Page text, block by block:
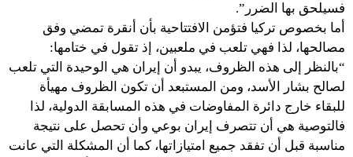
فسيلحق بها الضرر”.
أما بخصوص تركيا فتؤمن الافتتاحية بأن أنقرة تمضي وفق
مصالحها، لذا فهي تلعب في ملعبين، إذ تقول في ختامها:
“بالنظر إلى هذه الظروف، يبدو أن إيران هي الوحيدة التي تلعب
لصالح بشار الأسد، ومن المستبعد أن تكون الظروف مهيأة
للبقاء خارج دائرة المفاوضات في هذه المسابقة الدولية، لذا
فالتوصية هي أن تتصرف إيران بوعي وأن تحصل على نتيجة
مناسبة قبل أن تفقد جميع امتيازاتها، كما أن المشكلة التي عانت